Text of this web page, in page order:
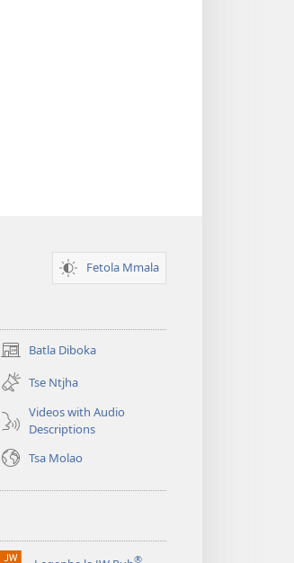
Fetola Mmala
Batla Diboka
(opens
new
window)
Tse Ntjha
Videos with Audio
Descriptions
Tsa Molao
®